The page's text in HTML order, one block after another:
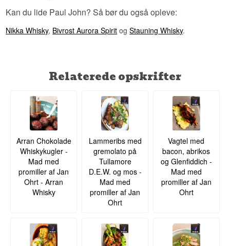
Kan du lide Paul John? Så bør du også opleve:
Nikka Whisky, Bivrost Aurora Spirit ogStauning Whisky.
Relaterede opskrifter
Arran Chokolade
Whiskykugler -
Mad med
promiller af Jan
Ohrt - Arran
Whisky
Lammeribs med
gremolato på
Tullamore
D.E.W. og mos -
Mad med
promiller af Jan
Ohrt
Vagtel med
bacon, abrikos
og Glenfiddich -
Mad med
promiller af Jan
Ohrt